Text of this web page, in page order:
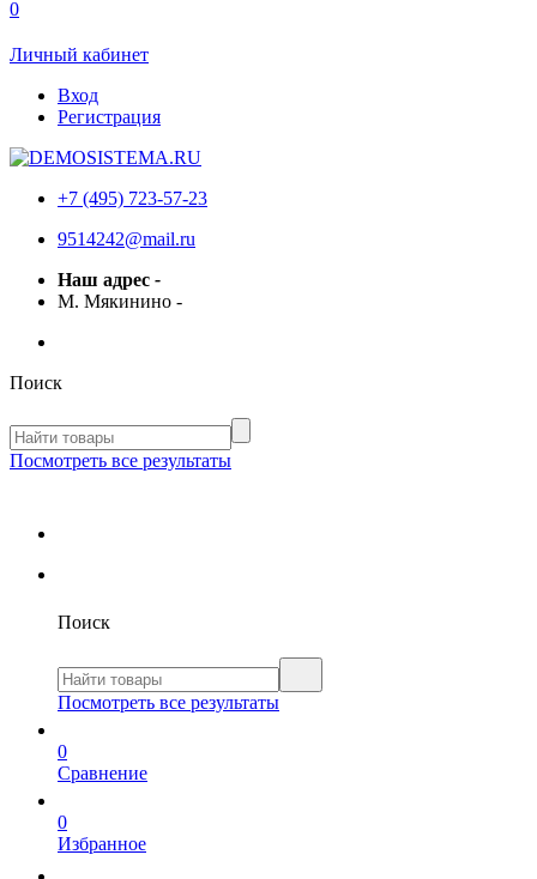
0
Личный кабинет
Вход
Регистрация
+7 (495) 723-57-23
9514242@mail.ru
Наш адрес -
М. Мякинино -
Поиск
Посмотреть все результаты
Поиск
Посмотреть все результаты
0
Сравнение
0
Избранное